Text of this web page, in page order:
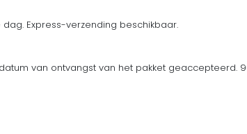
Express-verzending beschikbaar.
van ontvangst van het pakket geaccepteerd.